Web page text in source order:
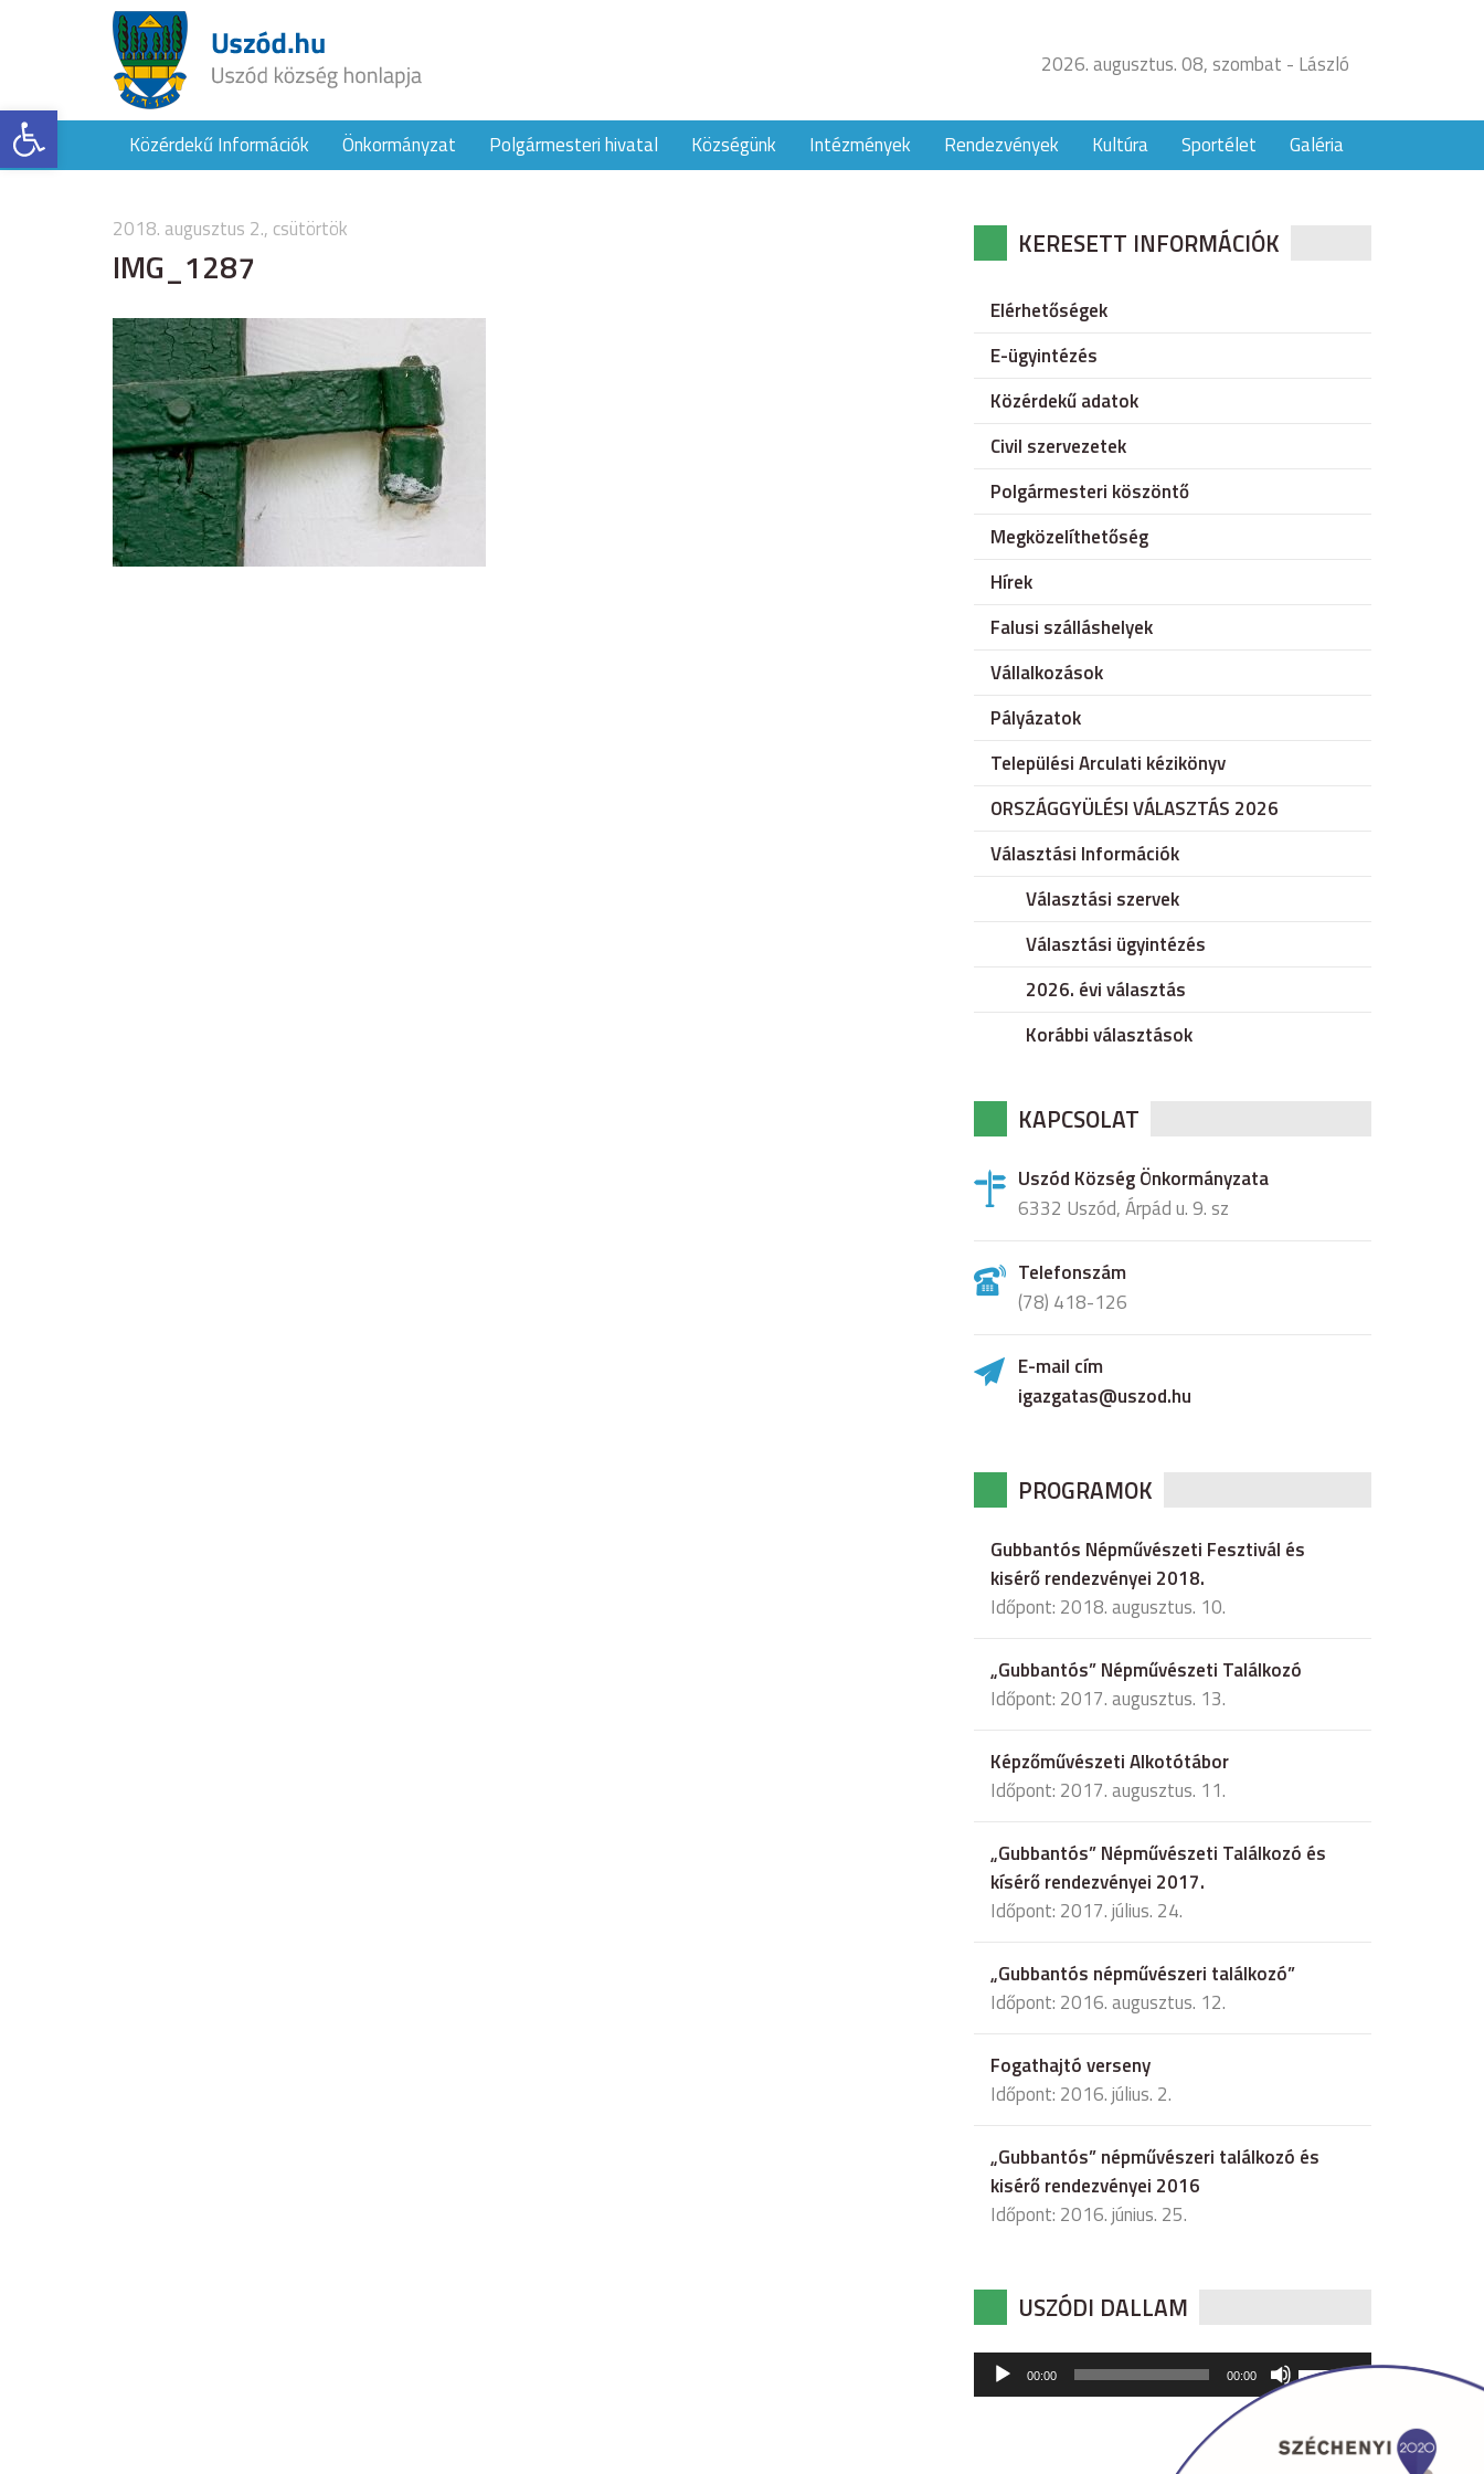
Eszköztár megnyitása
2026. augusztus. 08, szombat - László
Közérdekű Információk Önkormányzat Polgármesteri hivatal Községünk Intézmények Rendezvények Kultúra Sportélet Galéria
2018. augusztus 2., csütörtök
IMG_1287 KERESETT INFORMÁCIÓK
Elérhetőségek
E-ügyintézés
Közérdekű adatok
Civil szervezetek
Polgármesteri köszöntő
Megközelíthetőség
Hírek
Falusi szálláshelyek
Vállalkozások
Pályázatok
Települési Arculati kézikönyv
ORSZÁGGYÜLÉSI VÁLASZTÁS 2026
Választási Információk
Választási szervek
Választási ügyintézés
2026. évi választás
Korábbi választások
KAPCSOLAT
Uszód Község Önkormányzata
6332 Uszód, Árpád u. 9. sz
Telefonszám
(78) 418-126
E-mail cím
igazgatas@uszod.hu
PROGRAMOK
Gubbantós Népművészeti Fesztivál és
kisérő rendezvényei 2018.
Időpont: 2018. augusztus. 10.
„Gubbantós” Népművészeti Találkozó
Időpont: 2017. augusztus. 13.
Képzőművészeti Alkotótábor
Időpont: 2017. augusztus. 11.
„Gubbantós” Népművészeti Találkozó és
kísérő rendezvényei 2017.
Időpont: 2017. július. 24.
„Gubbantós népművészeri találkozó”
Időpont: 2016. augusztus. 12.
Fogathajtó verseny
Időpont: 2016. július. 2.
„Gubbantós” népművészeri találkozó és
kisérő rendezvényei 2016
Időpont: 2016. június. 25.
USZÓDI DALLAM
Audió
lejátszó
00:00 00:00
hangerő
csökkentéséhez